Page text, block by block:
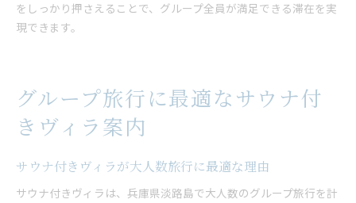
をしっかり押さえることで、グループ全員が満足できる滞在を実
現できます。
グループ旅行に最適なサウナ付
きヴィラ案内
サウナ付きヴィラが大人数旅行に最適な理由
サウナ付きヴィラは、兵庫県淡路島で大人数のグループ旅行を計